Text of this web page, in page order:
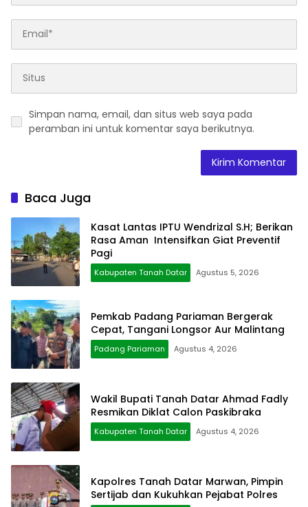
Simpan nama, email, dan situs web saya pada
peramban ini untuk komentar saya berikutnya.
Baca Juga
Kasat Lantas IPTU Wendrizal S.H; Berikan
Rasa Aman Intensifkan Giat Preventif
Pagi
Kabupaten Tanah Datar Agustus 5, 2026
Pemkab Padang Pariaman Bergerak
Cepat, Tangani Longsor Aur Malintang
Padang Pariaman Agustus 4, 2026
Wakil Bupati Tanah Datar Ahmad Fadly
Resmikan Diklat Calon Paskibraka
Kabupaten Tanah Datar Agustus 4, 2026
Kapolres Tanah Datar Marwan, Pimpin
Sertijab dan Kukuhkan Pejabat Polres